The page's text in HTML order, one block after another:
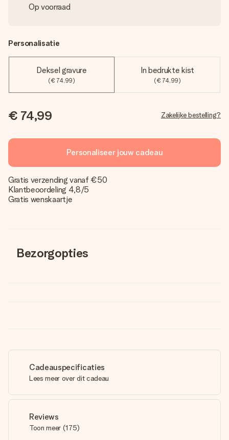
Op voorraad
Personalisatie
Deksel gravure
(€ 74,99)
In bedrukte kist
(€ 74,99)
€ 74,99 Zakelijke bestelling?
Personaliseer jouw cadeau
Gratis verzending vanaf €50
Klantbeoordeling 4,8/5
Gratis wenskaartje
Bezorgopties
Cadeauspecificaties
Lees meer over dit cadeau
Reviews
Toon meer (175)